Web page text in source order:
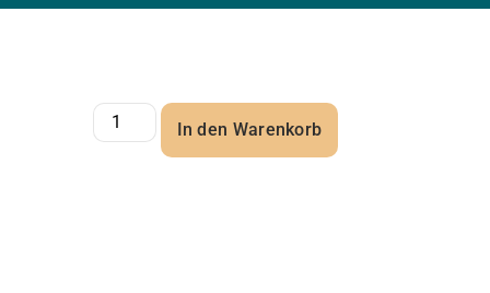
In den Warenkorb